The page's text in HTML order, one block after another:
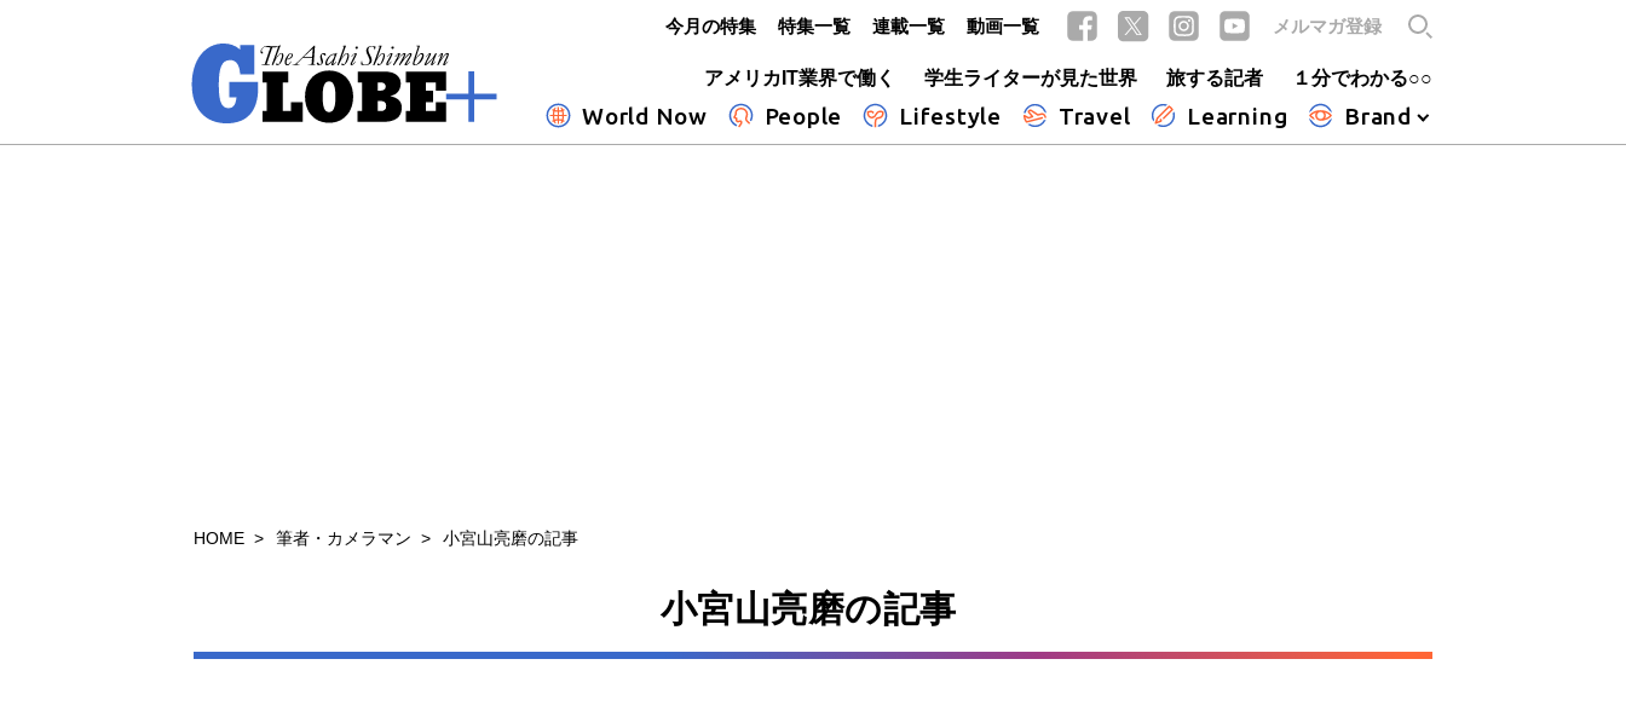
アメリカIT業界で働く
学生ライターが見た世界 旅する記者 １分でわかる○○
World Now People Lifestyle Travel Learning Brand
今月の特集 特集一覧 連載一覧 動画一覧 メルマガ登録
HOME 筆者・カメラマン 小宮山亮磨の記事
小宮山亮磨の記事